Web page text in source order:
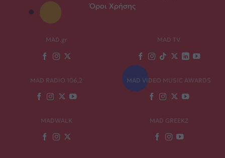
Όροι Χρήσης
MAD.gr MAD TV
MAD RADIO 106,2 MAD VIDEO MUSIC AWARDS
MADWALK MAD GREEKZ